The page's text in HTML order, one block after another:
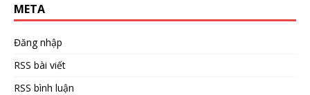
META
Đăng nhập
RSS bài viết
RSS bình luận